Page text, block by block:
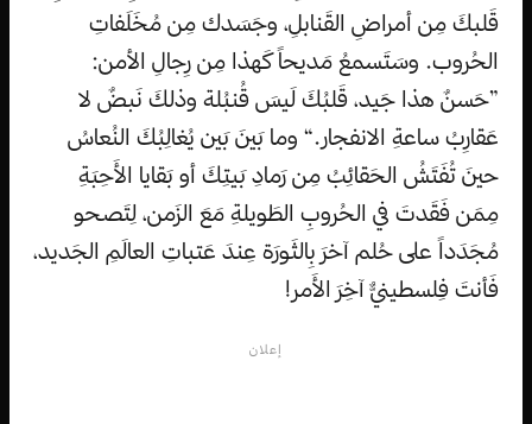
قَلبكَ مِن أمراضِ القَنابلِ، وجَسَدك مِن مُخَلَفاتِ
الحُروب. وسَتَسمعُ مَديحاً كَهذا مِن رِجالِ الأمن:
”حَسنٌ هذا جَيد، قَلبُكَ لَيسَ قُنبُلة وذلكَ نَبضٌ لا
عَقارِبُ ساعةِ الانفجار.“ وما بَينَ بَين يُغالِبُكَ النُعاسُ
حينَ تُفَتَشُ الحَقائِبُ مِن رَمادِ بَيتِكَ أو بَقايا الأَحِبَةِ
مِمَن فَقَدتَ في الحُروبِ الطَويلةِ مَعَ الزَمن، لِتَصحو
مُجَدَداً على حُلم آخرَ بِالثَورَة عِندَ عَتباتِ العالَمِ الجَديد،
فَأنتَ فِلسطينيٌّ آخِرَ الأَمر!
إعلان